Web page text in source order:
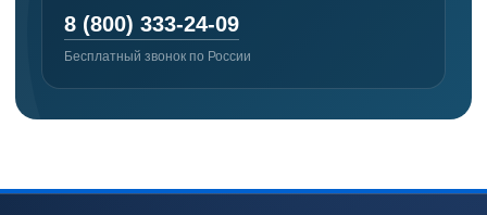
8 (800) 333-24-09
Бесплатный звонок по России